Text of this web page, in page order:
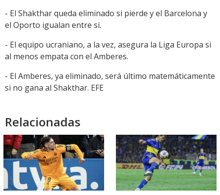
- El Shakthar queda eliminado si pierde y el Barcelona y
el Oporto igualan entre si.
- El equipo ucraniano, a la vez, asegura la Liga Europa si
al menos empata con el Amberes.
- El Amberes, ya eliminado, será último matemáticamente
si no gana al Shakthar. EFE
Relacionadas